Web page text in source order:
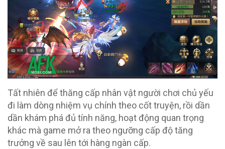
Tất nhiên để thăng cấp nhân vật người chơi chủ yếu
đi làm dòng nhiệm vụ chính theo cốt truyện, rồi dần
dần khám phá đủ tính năng, hoạt động quan trọng
khác mà game mở ra theo ngưỡng cấp độ tăng
trưởng về sau lên tới hàng ngàn cấp.